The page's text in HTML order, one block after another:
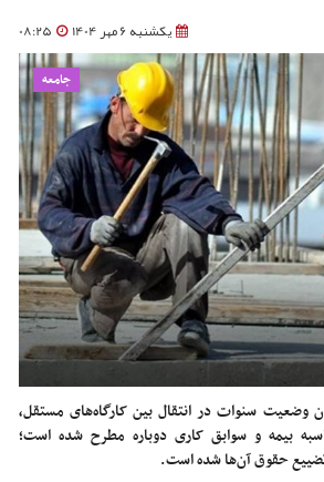
یکشنبه 6 مهر 1404 08:25
جامعه
وضعیت سنوات در انتقال بین کارگاه‌های مستقل،
بیمه و سوابق کاری دوباره مطرح شده است؛
حقوق آن‌ها شده است.